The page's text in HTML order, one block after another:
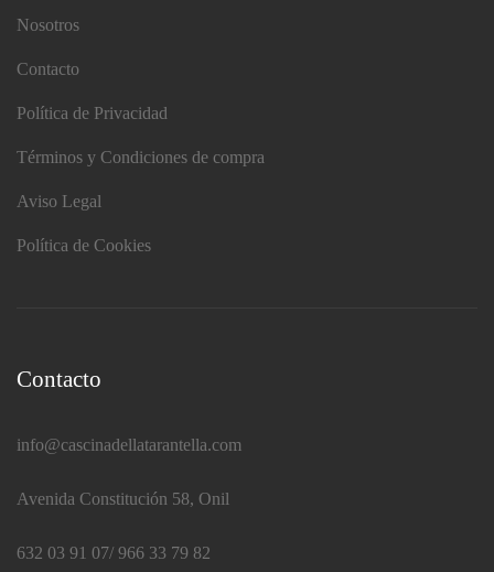
Nosotros
Contacto
Política de Privacidad
Términos y Condiciones de compra
Aviso Legal
Política de Cookies
Contacto
info@cascinadellatarantella.com
Avenida Constitución 58, Onil
632 03 91 07/ 966 33 79 82